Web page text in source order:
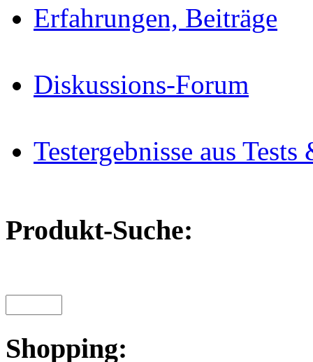
Erfahrungen, Beiträge
Diskussions-Forum
Testergebnisse aus
Produkt-Suche:
Shopping: